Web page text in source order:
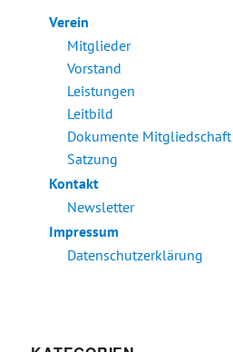
Verein
Mitglieder
Vorstand
Leistungen
Leitbild
Dokumente Mitgliedschaft
Satzung
Kontakt
Newsletter
Impressum
Datenschutzerklärung